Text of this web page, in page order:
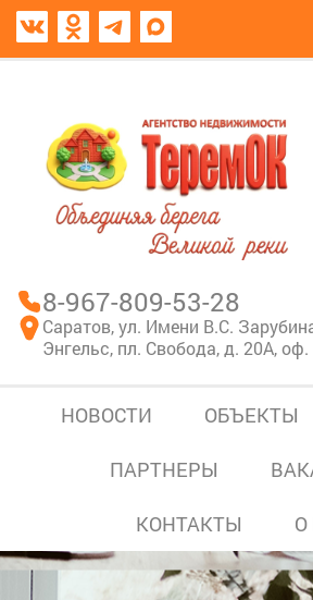
8-967-809-53-28
Саратов, ул. Имени В.С.
Энгельс, пл. Свобода, д. 20А, оф.
НОВОСТИ ОБЪЕКТЫ
ПАРТНЕРЫ
КОНТАКТЫ О